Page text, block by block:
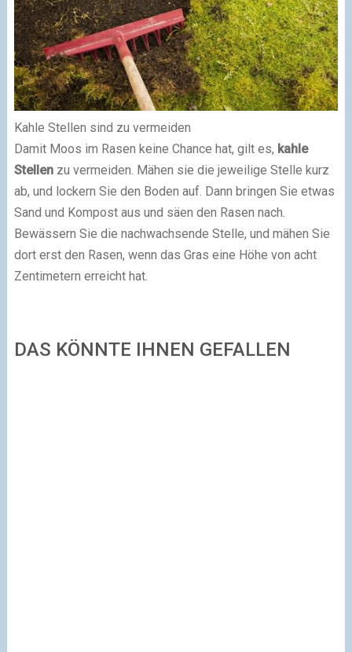
Kahle Stellen sind zu vermeiden
Damit Moos im Rasen keine Chance hat, gilt es, kahle
Stellenzu vermeiden. Mähen sie die jeweilige Stelle kurz
ab, und lockern Sie den Boden auf. Dann bringen Sie etwas
Sand und Kompost aus und säen den Rasen nach.
Bewässern Sie die nachwachsende Stelle, und mähen Sie
dort erst den Rasen, wenn das Gras eine Höhe von acht
Zentimetern erreicht hat.
DAS KÖNNTE IHNEN GEFALLEN